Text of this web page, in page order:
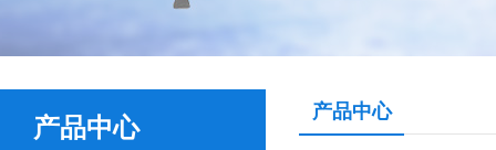
产品中心
产品中心